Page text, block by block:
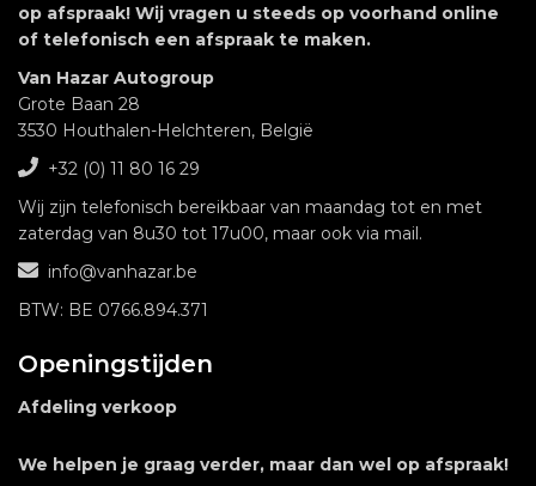
op afspraak! Wij vragen u steeds op voorhand online
of telefonisch een afspraak te maken.
Van Hazar Autogroup
Grote Baan 28
3530 Houthalen-Helchteren, België
+32 (0) 11 80 16 29
Wij zijn telefonisch bereikbaar van maandag tot en met
zaterdag van 8u30 tot 17u00, maar ook via mail.
info@vanhazar.be
BTW: BE 0766.894.371
Openingstijden
Afdeling verkoop
We helpen je graag verder, maar dan wel op afspraak!